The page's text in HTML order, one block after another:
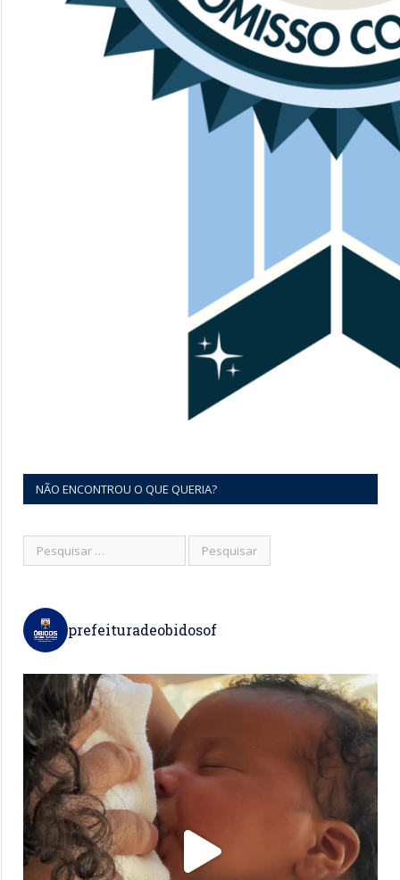
NÃO ENCONTROU O QUE QUERIA?
prefeituradeobidosof